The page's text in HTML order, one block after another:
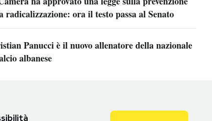
radicalizzazione: ora il testo passa al Senato
Panucci è il nuovo allenatore della nazionale
albanese